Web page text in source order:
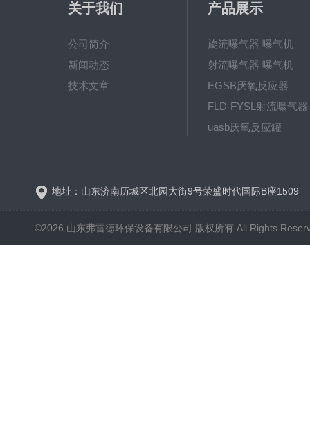
关于我们
公司简介
新闻动态
技术文章
产品展示
旋流曝气器 曝气机
射流曝气器 曝气机
EGSB厌氧反应器
FLD-FYSL射流曝气器
uasb厌氧反应罐
地址：山东济南历城区北园大街9号荣盛时代国际B座1509
©2026 山东弗雷德环保设备有限公司 版权所有 All Rights